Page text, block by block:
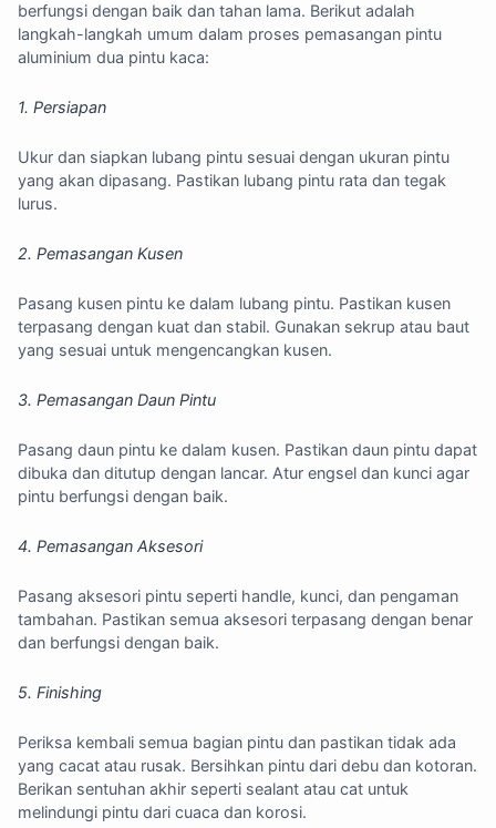
berfungsi dengan baik dan tahan lama. Berikut adalah
langkah-langkah umum dalam proses pemasangan pintu
aluminium dua pintu kaca:
1. Persiapan
Ukur dan siapkan lubang pintu sesuai dengan ukuran pintu
yang akan dipasang. Pastikan lubang pintu rata dan tegak
lurus.
2. Pemasangan Kusen
Pasang kusen pintu ke dalam lubang pintu. Pastikan kusen
terpasang dengan kuat dan stabil. Gunakan sekrup atau baut
yang sesuai untuk mengencangkan kusen.
3. Pemasangan Daun Pintu
Pasang daun pintu ke dalam kusen. Pastikan daun pintu dapat
dibuka dan ditutup dengan lancar. Atur engsel dan kunci agar
pintu berfungsi dengan baik.
4. Pemasangan Aksesori
Pasang aksesori pintu seperti handle, kunci, dan pengaman
tambahan. Pastikan semua aksesori terpasang dengan benar
dan berfungsi dengan baik.
5. Finishing
Periksa kembali semua bagian pintu dan pastikan tidak ada
yang cacat atau rusak. Bersihkan pintu dari debu dan kotoran.
Berikan sentuhan akhir seperti sealant atau cat untuk
melindungi pintu dari cuaca dan korosi.